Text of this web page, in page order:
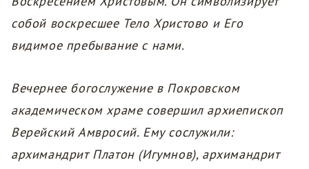
собой воскресшее Тело Христово и Его
видимое пребывание с нами.
Вечернее богослужение в Покровском
академическом храме совершил архиепископ
Верейский Амвросий. Ему сослужили:
архимандрит Платон (Игумнов), архимандрит